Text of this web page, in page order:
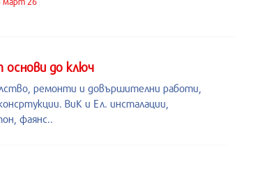
до ключ
ремонти и довършителни работи,
ВиК и Ел. инсталации,
фаянс..